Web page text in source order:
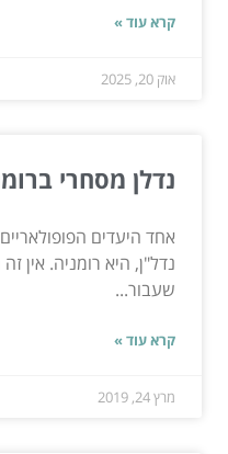
קרא עוד »
אוק 20, 2025
נדלן מסחרי
אחד היעדים
נדל"ן, היא רומניה. אין
שעבור...
קרא עוד »
מרץ 24, 2019